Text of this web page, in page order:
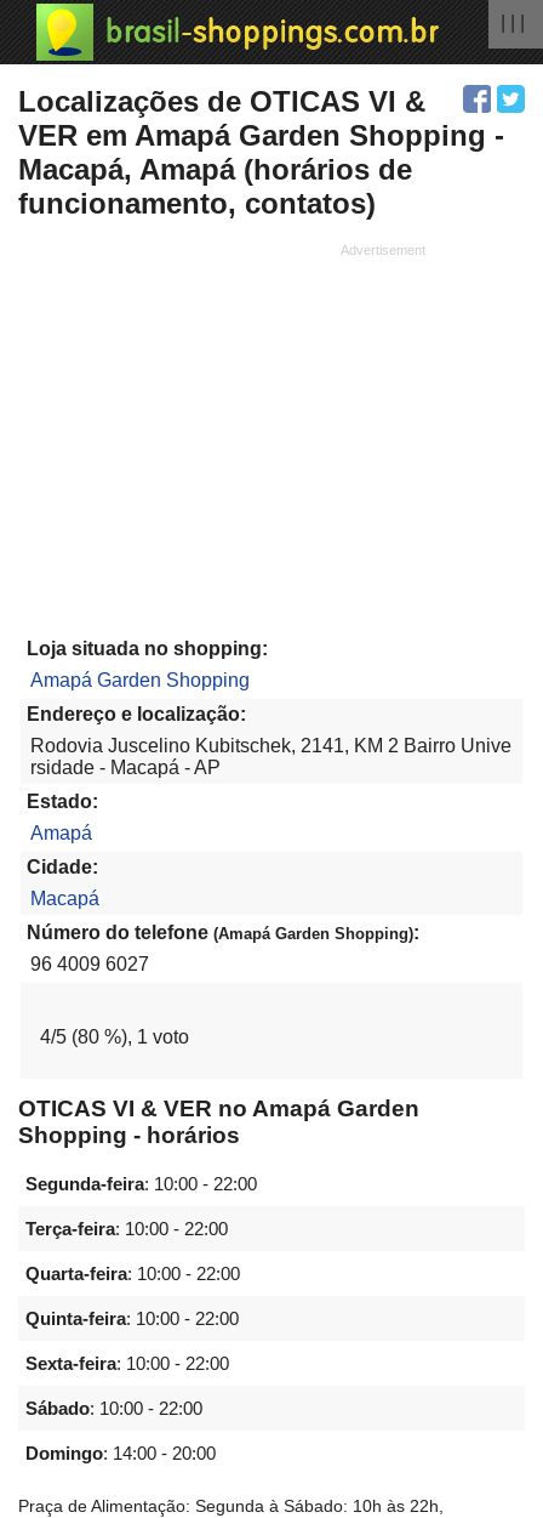
Localizações de OTICAS VI &
VER em Amapá Garden Shopping -
Macapá, Amapá (horários de
funcionamento, contatos)
Loja situada no shopping:
Amapá Garden Shopping
Endereço e localização:
Rodovia Juscelino Kubitschek, 2141, KM 2 Bairro Unive
rsidade - Macapá - AP
Estado:
Amapá
Cidade:
Macapá
Número do telefone (Amapá Garden Shopping):
96 4009 6027
4/5 (80 %), 1 voto
OTICAS VI & VER no Amapá Garden
Shopping - horários
Segunda-feira: 10:00 - 22:00
Terça-feira: 10:00 - 22:00
Quarta-feira: 10:00 - 22:00
Quinta-feira: 10:00 - 22:00
Sexta-feira: 10:00 - 22:00
Sábado: 10:00 - 22:00
Domingo: 14:00 - 20:00
Praça de Alimentação: Segunda à Sábado: 10h às 22h,